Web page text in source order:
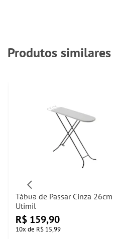
Produtos similares
Tábua de Passar Cinza 26cm
Utimil
R$ 159,90
10x de R$ 15,99